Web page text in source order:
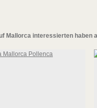
Mallorca interessierten haben